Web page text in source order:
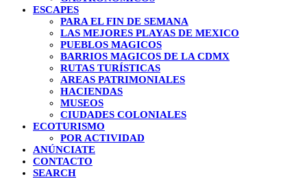
ESCAPES
PARA EL FIN DE SEMANA
LAS MEJORES PLAYAS DE MEXICO
PUEBLOS MAGICOS
BARRIOS MAGICOS DE LA CDMX
RUTAS TURÍSTICAS
AREAS PATRIMONIALES
HACIENDAS
MUSEOS
CIUDADES COLONIALES
ECOTURISMO
POR ACTIVIDAD
ANÚNCIATE
CONTACTO
SEARCH